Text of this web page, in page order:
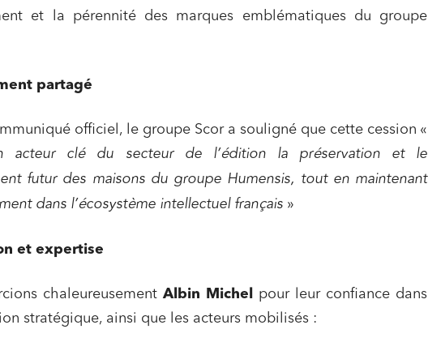
et la pérennité des marques emblématiques du groupe
partagé
officiel, le groupe Scor a souligné que cette cession «
acteur clé du secteur de l’édition la préservation et le
futur des maisons du groupe Humensis, tout en maintenant
dans l’écosystème intellectuel français »
et expertise
chaleureusement Albin Michel
pour leur confiance dans
stratégique, ainsi que les acteurs mobilisés :
et édition
du numérique Établissements financiers
et transport Règlement des litiges
du numérique, données et
Relations sociales et droit du travail
immobiliers